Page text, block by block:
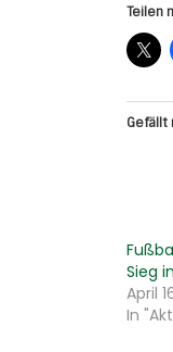
Teilen
Gefällt
Sieg
April
In